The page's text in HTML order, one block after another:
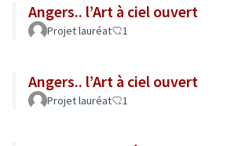
Angers.. l’Art à ciel ouvert
Projet lauréat 1
Angers.. l’Art à ciel ouvert
Projet lauréat 1